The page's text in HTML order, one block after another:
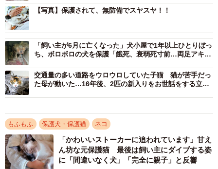
2/12
保護されおうちへ…すやすや眠る生後わずか2週間のシナちゃん（画像提
供：tobi8/8さん）
親戚の家へ迎えに行ったとき、シナちゃんはぐっすり眠っ
ていました。手のひらよりも小さな体に、飼い主さんは不
【写真】保護されて、無防備でスヤスヤ！！
「飼い主が6月に亡くなった」犬小屋で1年以上ひとりぼっ
ち、ボロボロの犬を保護「餓死、衰弱死寸前…両足アキレ
交通量の多い道路をウロウロしていた子猫 猫が苦手だっ
た母が動いた…16年後、2匹の新入りをお世話をする立派
もふもふ 保護犬・保護猫 ネコ
「かわいいストーカーに追われています」甘え
ん坊な元保護猫 最後は飼い主にダイブする姿
に「間違いなく犬」「完全に親子」と反響